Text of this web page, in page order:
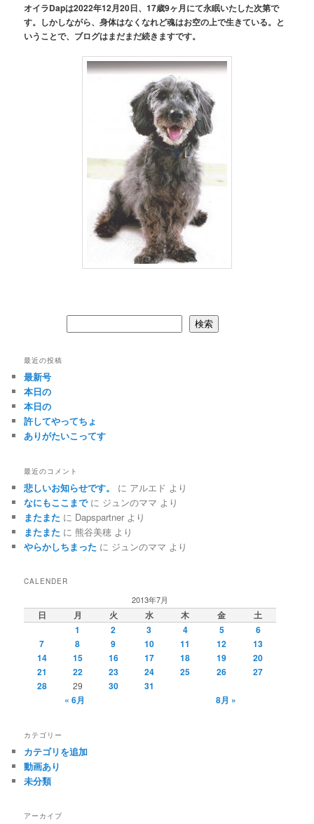
オイラDapは2022年12月20日、17歳9ヶ月にて永眠いたした次第で
す。しかしながら、身体はなくなれど魂はお空の上で生きている。と
いうことで、ブログはまだまだ続きますです。
検索
最近の投稿
最新号
本日の
本日の
許してやってちょ
ありがたいこってす
最近のコメント
悲しいお知らせです。 に アルエド より
なにもここまでに ジュンのママ より
またまた に Dapspartner より
またまた に 熊谷美穂 より
やらかしちまった に ジュンのママ より
CALENDER
2013年7月
日 月 火 水 木 金
土
1
2 3 4 5
6
7
8 9 10 11 12
13
14
15 16 17 18 19
20
21
22 23 24 25 26
27
28
29 30
31
« 6月
8月 »
カテゴリー
カテゴリを追加
動画あり
未分類
アーカイブ